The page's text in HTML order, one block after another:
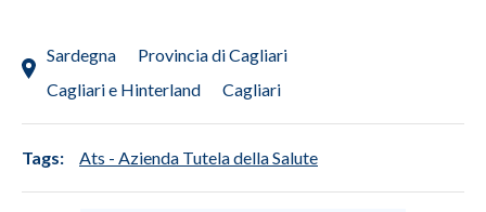
Sardegna
Provincia di Cagliari
Cagliari e Hinterland
Cagliari
Tags: Ats - Azienda Tutela della Salute